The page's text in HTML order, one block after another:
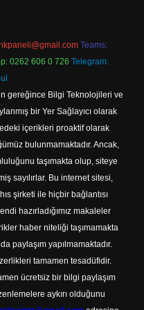
Teams:
0262 606 0 726 Telegram:
gereğince Bilgi Teknolojileri ve
bir Yer Sağlayıcı olarak
içerikleri proaktif olarak
bulunmamaktadır. Ancak,
taşımakta olup, siteye
sayılırlar. Bu internet sitesi,
şirketi ile hiçbir bağlantısı
hazırladığımız makaleler
haber niteliği taşımamakta
paylaşım yapılmamaktadır.
tamamen tesadüfidir.
ücretsiz bir bilgi paylaşım
aykırı olduğunu